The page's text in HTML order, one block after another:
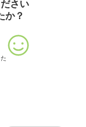
さい
か？